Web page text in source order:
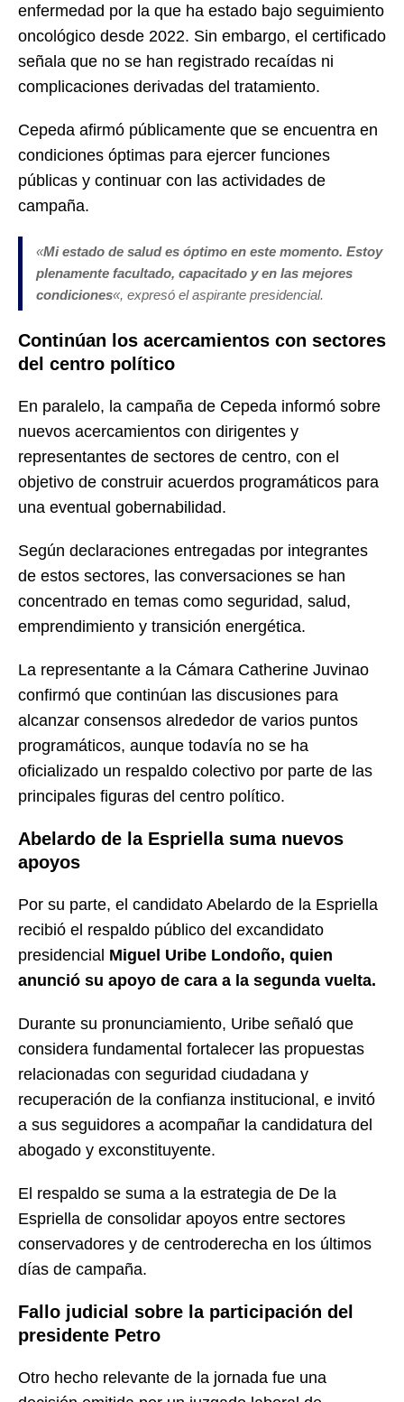
enfermedad por la que ha estado bajo seguimiento
oncológico desde 2022. Sin embargo, el certificado
señala que no se han registrado recaídas ni
complicaciones derivadas del tratamiento.
Cepeda afirmó públicamente que se encuentra en
condiciones óptimas para ejercer funciones
públicas y continuar con las actividades de
campaña.
«Mi estado de salud es óptimo en este momento. Estoy
plenamente facultado, capacitado y en las mejores
condiciones«, expresó el aspirante presidencial.
Continúan los acercamientos con sectores
del centro político
En paralelo, la campaña de Cepeda informó sobre
nuevos acercamientos con dirigentes y
representantes de sectores de centro, con el
objetivo de construir acuerdos programáticos para
una eventual gobernabilidad.
Según declaraciones entregadas por integrantes
de estos sectores, las conversaciones se han
concentrado en temas como seguridad, salud,
emprendimiento y transición energética.
La representante a la Cámara Catherine Juvinao
confirmó que continúan las discusiones para
alcanzar consensos alrededor de varios puntos
programáticos, aunque todavía no se ha
oficializado un respaldo colectivo por parte de las
principales figuras del centro político.
Abelardo de la Espriella suma nuevos
apoyos
Por su parte, el candidato Abelardo de la Espriella
recibió el respaldo público del excandidato
presidencial Miguel Uribe Londoño, quien
anunció su apoyo de cara a la segunda vuelta.
Durante su pronunciamiento, Uribe señaló que
considera fundamental fortalecer las propuestas
relacionadas con seguridad ciudadana y
recuperación de la confianza institucional, e invitó
a sus seguidores a acompañar la candidatura del
abogado y exconstituyente.
El respaldo se suma a la estrategia de De la
Espriella de consolidar apoyos entre sectores
conservadores y de centroderecha en los últimos
días de campaña.
Fallo judicial sobre la participación del
presidente Petro
Otro hecho relevante de la jornada fue una